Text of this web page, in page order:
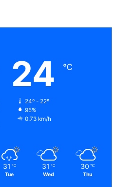
24 ℃
24º - 22º
95%
0.73 km/h
31 ℃
Tue
31 ℃
Wed
30 ℃
Thu